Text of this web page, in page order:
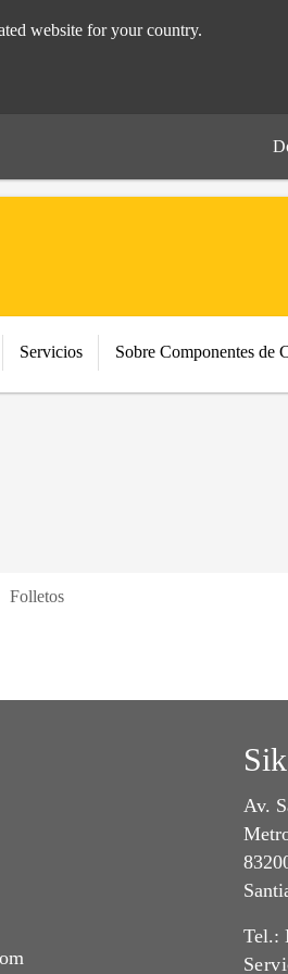
website for your country.
Servicios Sobre Componentes de
Folletos
Av.
Tel.: